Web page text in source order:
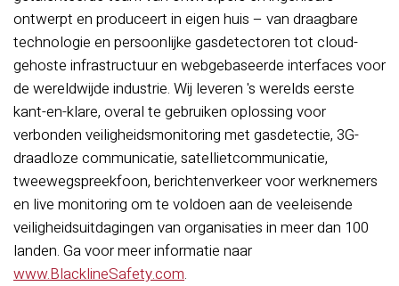
ontwerpt en produceert in eigen huis – van draagbare
technologie en persoonlijke gasdetectoren tot cloud-
gehoste infrastructuur en webgebaseerde interfaces voor
de wereldwijde industrie. Wij leveren 's werelds eerste
kant-en-klare, overal te gebruiken oplossing voor
verbonden veiligheidsmonitoring met gasdetectie, 3G-
draadloze communicatie, satellietcommunicatie,
tweewegspreekfoon, berichtenverkeer voor werknemers
en live monitoring om te voldoen aan de veeleisende
veiligheidsuitdagingen van organisaties in meer dan 100
landen. Ga voor meer informatie naar
www.BlacklineSafety.com.